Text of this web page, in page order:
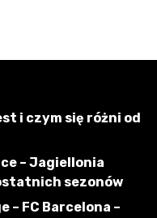
i czym się różni od
– Jagiellonia
sezonów
– FC Barcelona –